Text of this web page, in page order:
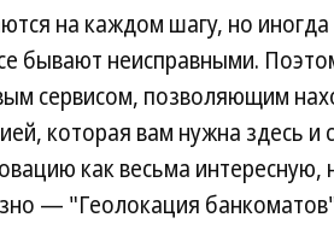
на каждом шагу, но
бывают неисправными.
сервисом, позволяющим
которая вам нужна здесь и
как весьма
— "Геолокация